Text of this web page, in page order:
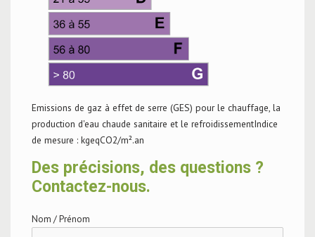
Emissions de gaz à effet de serre (GES) pour le chauffage, la
production d'eau chaude sanitaire et le refroidissementIndice
de mesure : kgeqCO2/m².an
Des précisions, des questions ?
Contactez-nous.
Nom / Prénom